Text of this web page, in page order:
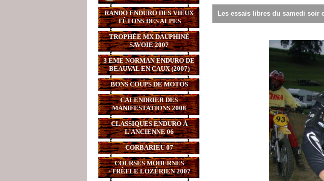
RANDO ENDURO DES VIEUX
TÉTONS DES ALPES
TROPHÉE MX DAUPHINÉ
SAVOIE 2007
3 ÈME NORMAN ENDURO DE
BEAUVAL EN CAUX (2007)
BONS COUPS DE MOTOS
CALENDRIER DES
MANIFESTATIONS 2008
CLASSIQUES ENDURO À
L’ANCIENNE 06
CORBARIEU 07
COURSES MODERNES
+TRÈFLE LOZÉRIEN 2007
Les essais libres du samedi soir